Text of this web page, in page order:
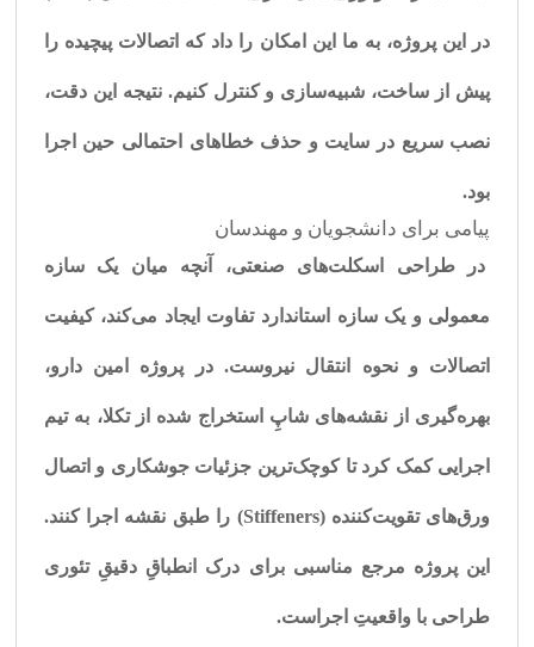
در این پروژه، به ما این امکان را داد که اتصالات پیچیده را
پیش از ساخت، شبیه‌سازی و کنترل کنیم. نتیجه این دقت،
نصب سریع در سایت و حذف خطاهای احتمالی حین اجرا
بود.
پیامی برای دانشجویان و مهندسان
در طراحی اسکلت‌های صنعتی، آنچه میان یک سازه
معمولی و یک سازه استاندارد تفاوت ایجاد می‌کند، کیفیت
اتصالات و نحوه انتقال نیروست. در پروژه امین دارو،
بهره‌گیری از نقشه‌های شاپِ استخراج شده از تکلا، به تیم
اجرایی کمک کرد تا کوچک‌ترین جزئیات جوشکاری و اتصال
ورق‌های تقویت‌کننده (Stiffeners) را طبق نقشه اجرا کنند.
این پروژه مرجع مناسبی برای درک انطباقِ دقیقِ تئوری
طراحی با واقعیتِ اجراست.